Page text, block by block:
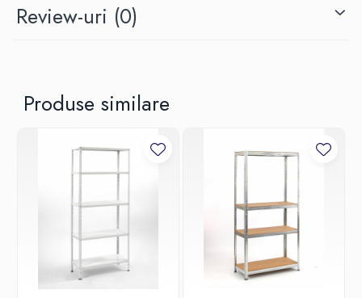
Inaltimea etajerei metalice este de 180 cm, fiecare picior de raft
clipsare rapida. Dimensiunea politei de 100x50 cm.
kg, care trebuie distribuita uniform pe polita, este foarte important
sa dati atentie acestui aspect. Sarcina maxima admisa a intregului
raft cu toate politele incarcate uniform este de 875 kg.
- Distanta dintre politele raftului este reglabila, politele pot fi
Review-uri (0)
Produse similare